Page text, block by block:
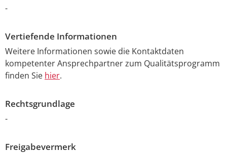
-
Vertiefende Informationen
Weitere Informationen sowie die Kontaktdaten
kompetenter Ansprechpartner zum Qualitätsprogramm
finden Sie hier.
Rechtsgrundlage
-
Freigabevermerk